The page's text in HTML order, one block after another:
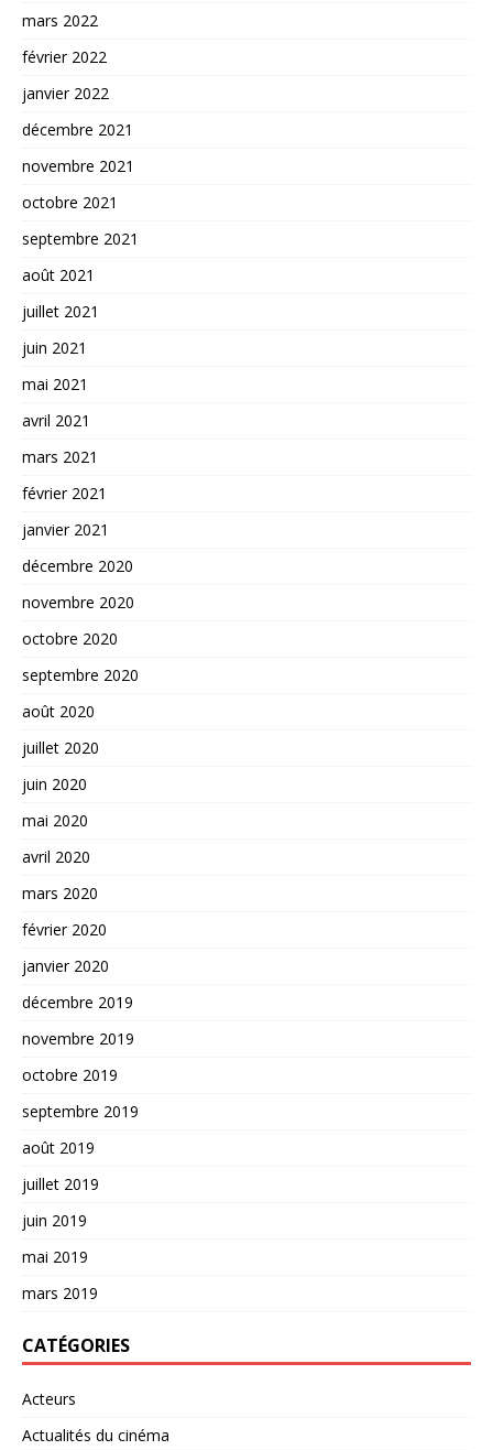
mars 2022
février 2022
janvier 2022
décembre 2021
novembre 2021
octobre 2021
septembre 2021
août 2021
juillet 2021
juin 2021
mai 2021
avril 2021
mars 2021
février 2021
janvier 2021
décembre 2020
novembre 2020
octobre 2020
septembre 2020
août 2020
juillet 2020
juin 2020
mai 2020
avril 2020
mars 2020
février 2020
janvier 2020
décembre 2019
novembre 2019
octobre 2019
septembre 2019
août 2019
juillet 2019
juin 2019
mai 2019
mars 2019
CATÉGORIES
Acteurs
Actualités du cinéma